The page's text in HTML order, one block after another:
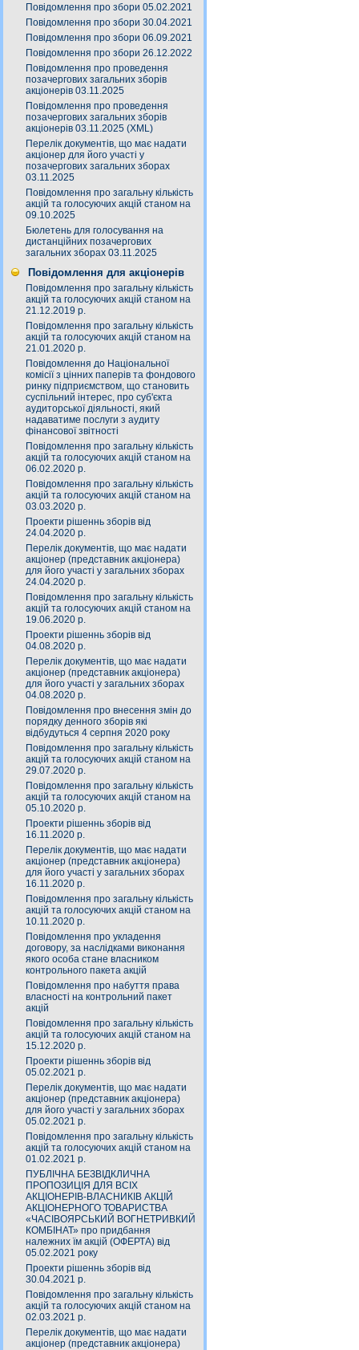
Повідомлення про збори 05.02.2021
Повідомлення про збори 30.04.2021
Повідомлення про збори 06.09.2021
Повідомлення про збори 26.12.2022
Повідомлення про проведення
позачергових загальних зборів
акціонерів 03.11.2025
Повідомлення про проведення
позачергових загальних зборів
акціонерів 03.11.2025 (XML)
Перелік документів, що має надати
акціонер для його участі у
позачергових загальних зборах
03.11.2025
Повідомлення про загальну кількість
акцій та голосуючих акцій станом на
09.10.2025
Бюлетень для голосування на
дистанційних позачергових
загальних зборах 03.11.2025
Повідомлення для акціонерів
Повідомлення про загальну кількість
акцій та голосуючих акцій станом на
21.12.2019 р.
Повідомлення про загальну кількість
акцій та голосуючих акцій станом на
21.01.2020 р.
Повідомлення до Національної
комісії з цінних паперів та фондового
ринку підприємством, що становить
суспільний інтерес, про суб'єкта
аудиторської діяльності, який
надаватиме послуги з аудиту
фінансової звітності
Повідомлення про загальну кількість
акцій та голосуючих акцій станом на
06.02.2020 р.
Повідомлення про загальну кількість
акцій та голосуючих акцій станом на
03.03.2020 р.
Проекти рішеннь зборів від
24.04.2020 р.
Перелік документів, що має надати
акціонер (представник акціонера)
для його участі у загальних зборах
24.04.2020 р.
Повідомлення про загальну кількість
акцій та голосуючих акцій станом на
19.06.2020 р.
Проекти рішеннь зборів від
04.08.2020 р.
Перелік документів, що має надати
акціонер (представник акціонера)
для його участі у загальних зборах
04.08.2020 р.
Повідомлення про внесення змін до
порядку денного зборів які
відбудуться 4 серпня 2020 року
Повідомлення про загальну кількість
акцій та голосуючих акцій станом на
29.07.2020 р.
Повідомлення про загальну кількість
акцій та голосуючих акцій станом на
05.10.2020 р.
Проекти рішеннь зборів від
16.11.2020 р.
Перелік документів, що має надати
акціонер (представник акціонера)
для його участі у загальних зборах
16.11.2020 р.
Повідомлення про загальну кількість
акцій та голосуючих акцій станом на
10.11.2020 р.
Повідомлення про укладення
договору, за наслідками виконання
якого особа стане власником
контрольного пакета акцій
Повідомлення про набуття права
власності на контрольний пакет
акцій
Повідомлення про загальну кількість
акцій та голосуючих акцій станом на
15.12.2020 р.
Проекти рішеннь зборів від
05.02.2021 р.
Перелік документів, що має надати
акціонер (представник акціонера)
для його участі у загальних зборах
05.02.2021 р.
Повідомлення про загальну кількість
акцій та голосуючих акцій станом на
01.02.2021 р.
ПУБЛІЧНА БЕЗВІДКЛИЧНА
ПРОПОЗИЦІЯ ДЛЯ ВСІХ
АКЦІОНЕРІВ-ВЛАСНИКІВ АКЦІЙ
АКЦІОНЕРНОГО ТОВАРИСТВА
«ЧАСIВОЯРСЬКИЙ ВОГНЕТРИВКИЙ
КОМБIНАТ» про придбання
належних їм акцій (ОФЕРТА) від
05.02.2021 року
Проекти рішеннь зборів від
30.04.2021 р.
Повідомлення про загальну кількість
акцій та голосуючих акцій станом на
02.03.2021 р.
Перелік документів, що має надати
акціонер (представник акціонера)